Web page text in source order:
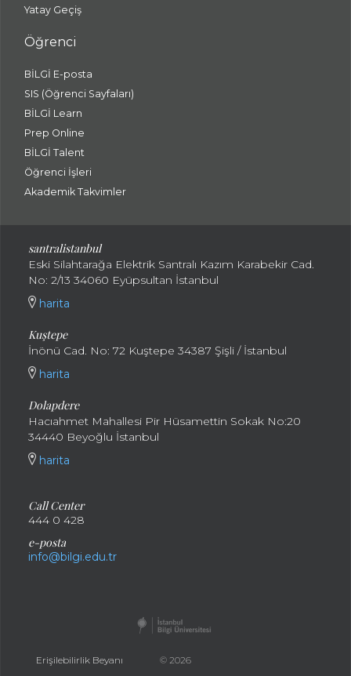
Yatay Geçiş
Öğrenci
BİLGİ E-posta
SIS (Öğrenci Sayfaları)
BİLGİ Learn
Prep Online
BİLGİ Talent
Öğrenci İşleri
Akademik Takvimler
santralistanbul
Eski Silahtarağa Elektrik Santralı Kazım Karabekir Cad.
No: 2/13 34060 Eyüpsultan İstanbul
harita
Kuştepe
İnönü Cad. No: 72 Kuştepe 34387 Şişli / İstanbul
harita
Dolapdere
Hacıahmet Mahallesi Pir Hüsamettin Sokak No:20
34440 Beyoğlu İstanbul
harita
Call Center
444 0 428
e-posta
info@bilgi.edu.tr
Erişilebilirlik Beyanı © 2026